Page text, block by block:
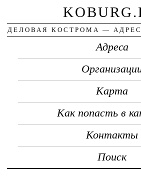
ДЕЛОВАЯ КОСТРОМА —
Адреса
Карта
Как попасть в
Контакты
Поиск